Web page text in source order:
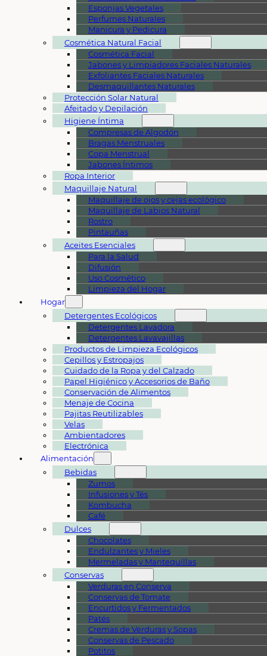
Esponjas Vegetales
Perfumes Naturales
Manicura y Pedicura
Cosmética Natural Facial
Cosmética Facial
Jabones y Limpiadores Faciales Naturales
Exfoliantes Faciales Naturales
Desmaquillantes Naturales
Protección Solar Natural
Afeitado y Depilación
Higiene Íntima
Compresas de Algodón
Bragas Menstruales
Copa Menstrual
Jabones Íntimos
Ropa Interior
Maquillaje Natural
Maquillaje de ojos y cejas ecológico
Maquillaje de Labios Natural
Rostro
Pintauñas
Aceites Esenciales
Para la Salud
Difusión
Uso Cosmético
Limpieza del Hogar
Hogar
Detergentes Ecológicos
Detergentes Lavadora
Detergentes Lavavajillas
Productos de Limpieza Ecológicos
Cepillos y Estropajos
Cuidado de la Ropa y del Calzado
Papel Higiénico y Accesorios de Baño
Conservación de Alimentos
Menaje de Cocina
Pajitas Reutilizables
Velas
Ambientadores
Electrónica
Alimentación
Bebidas
Zumos
Infusiones y Tés
Kombucha
Café
Dulces
Chocolates
Endulzantes y Mieles
Mermeladas y Mantequillas
Conservas
Verduras en Conserva
Conservas de Tomate
Encurtidos y Fermentados
Patés
Cremas de Verduras y Sopas
Conservas de Pescado
Potitos